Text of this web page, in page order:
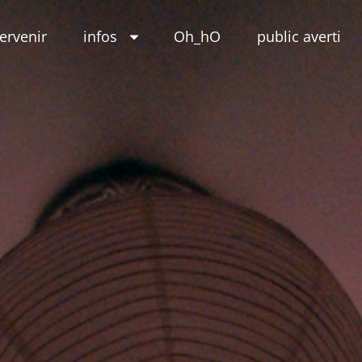
infos Oh_hO public averti